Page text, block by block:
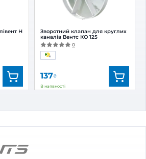
Н
мм
Зворотний клапан для круглих
каналів Вентс КО 125
0
137₴
В наявності
Артикул:0000227664
Діаметр:
125 мм